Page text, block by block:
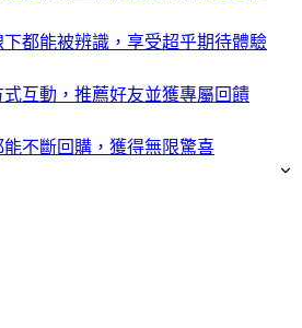
都能被辨識，享受超乎期待體驗
互動，推薦好友並獲專屬回饋
不斷回購，獲得無限驚喜